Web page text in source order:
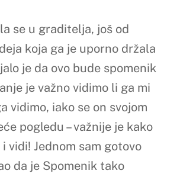
se u graditelja, još od
koja ga je uporno držala
je da ovo bude spomenik
je važno vidimo li ga mi
vidimo, iako se on svojom
pogledu – važnije je kako
vidi! Jednom sam gotovo
da je Spomenik tako